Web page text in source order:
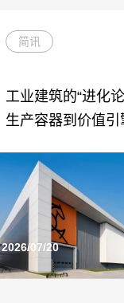
2026/07/20
简讯
工业建筑的“进化
生产容器到价值引